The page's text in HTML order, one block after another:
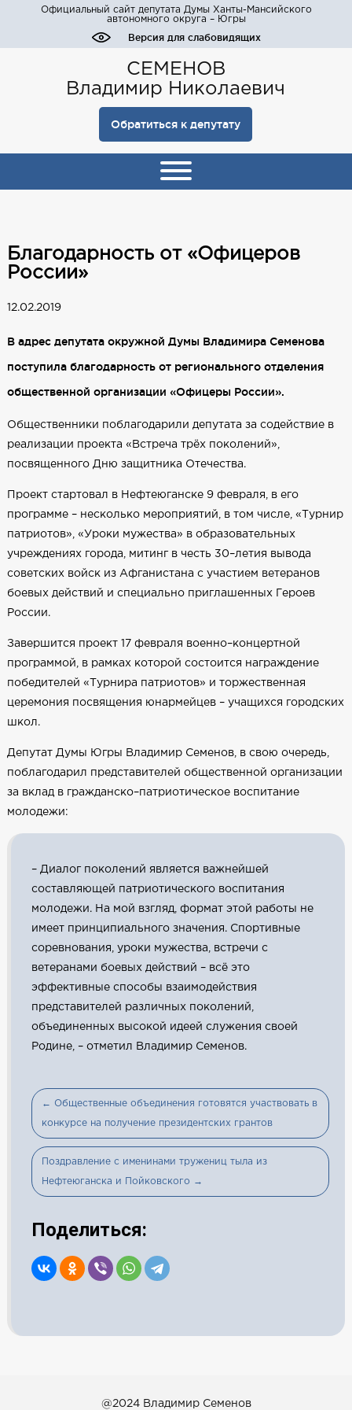
Официальный сайт депутата Думы Ханты-Мансийского
автономного округа – Югры
Версия для слабовидящих
СЕМЕНОВ
Владимир Николаевич
Обратиться к депутату
Благодарность от «Офицеров
России»
12.02.2019
В адрес депутата окружной Думы Владимира Семенова
поступила благодарность от регионального отделения
общественной организации «Офицеры России».
Общественники поблагодарили депутата за содействие в
реализации проекта «Встреча трёх поколений»,
посвященного Дню защитника Отечества.
Проект стартовал в Нефтеюганске 9 февраля, в его
программе – несколько мероприятий, в том числе, «Турнир
патриотов», «Уроки мужества» в образовательных
учреждениях города, митинг в честь 30–летия вывода
советских войск из Афганистана с участием ветеранов
боевых действий и специально приглашенных Героев
России.
Завершится проект 17 февраля военно–концертной
программой, в рамках которой состоится награждение
победителей «Турнира патриотов» и торжественная
церемония посвящения юнармейцев – учащихся городских
школ.
Депутат Думы Югры Владимир Семенов, в свою очередь,
поблагодарил представителей общественной организации
за вклад в гражданско–патриотическое воспитание
молодежи:
– Диалог поколений является важнейшей
составляющей патриотического воспитания
молодежи. На мой взгляд, формат этой работы не
имеет принципиального значения. Спортивные
соревнования, уроки мужества, встречи с
ветеранами боевых действий – всё это
эффективные способы взаимодействия
представителей различных поколений,
объединенных высокой идеей служения своей
Родине, – отметил Владимир Семенов.
← Общественные объединения готовятся участвовать в
конкурсе на получение президентских грантов
Поздравление с именинами тружениц тыла из
Нефтеюганска и Пойковского →
Поделиться:
@2024 Владимир Семенов